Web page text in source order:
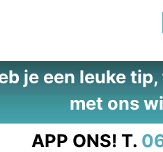
je een leuke
met ons
APP ONS! T.